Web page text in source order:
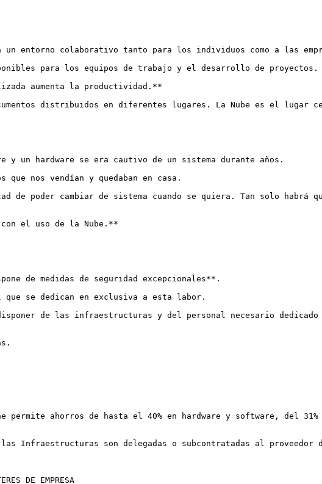
un entorno colaborativo tanto para los individuos como a las
para los equipos de trabajo y el desarrollo de proyectos.
aumenta la productividad.**
distribuidos en diferentes lugares. La Nube es el lugar
y un hardware se era cautivo de un sistema durante años.
nos vendían y quedaban en casa.
de poder cambiar de sistema cuando se quiera. Tan solo habrá
el uso de la Nube.**
de medidas de seguridad excepcionales**.
que se dedican en exclusiva a esta labor.
disponer de las infraestructuras y del personal necesario
permite ahorros de hasta el 40% en hardware y software, del
Infraestructuras son delegadas o subcontratadas al proveedor